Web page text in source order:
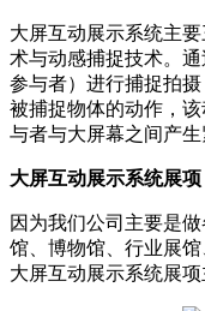
大屏互动展示系统主
术与动感捕捉技术。
参与者）进行捕捉拍
被捕捉物体的动作，
与者与大屏幕之间产生
大屏互动展示系统展项
因为我们公司主要是
馆、博物馆、行业展
大屏互动展示系统展项